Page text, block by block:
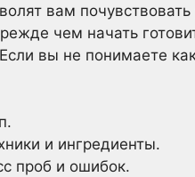
вам почувствовать
чем начать
вы не понимаете
и ингредиенты.
проб и ошибок.